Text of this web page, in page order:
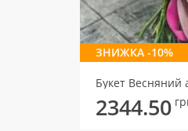
ЗНИЖКА -10%
Букет Весняний
2344.50